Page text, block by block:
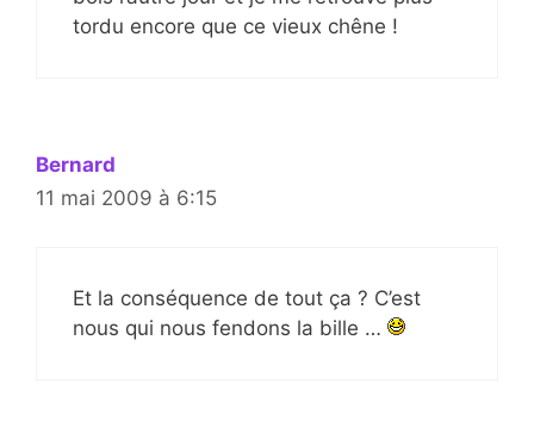
tordu encore que ce vieux chêne !
Bernard
11 mai 2009 à 6:15
Et la conséquence de tout ça ? C’est
nous qui nous fendons la bille …